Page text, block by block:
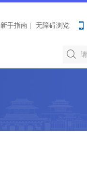
| 新手指南 | 无障碍浏览